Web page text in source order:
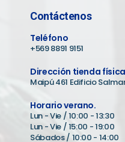
Contáctenos
Teléfono
+569 8891 9151
Dirección tienda física
Maipú 461 Edificio
Horario verano.
Lun - Vie / 10:00 - 13:30
Lun - Vie / 15:00 - 19:00
Sábados / 10:00 - 14:00